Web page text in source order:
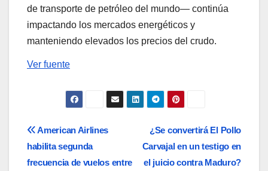
de transporte de petróleo del mundo— continúa
impactando los mercados energéticos y
manteniendo elevados los precios del crudo.
Ver fuente
Navegación
de
¿Se convertirá El Pollo
Carvajal en un testigo en
el juicio contra Maduro?
American Airlines
habilita segunda
frecuencia de vuelos entre